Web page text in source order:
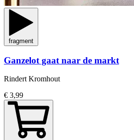
fragment
Ganzelot gaat naar de markt
Rindert Kromhout
€ 3,99